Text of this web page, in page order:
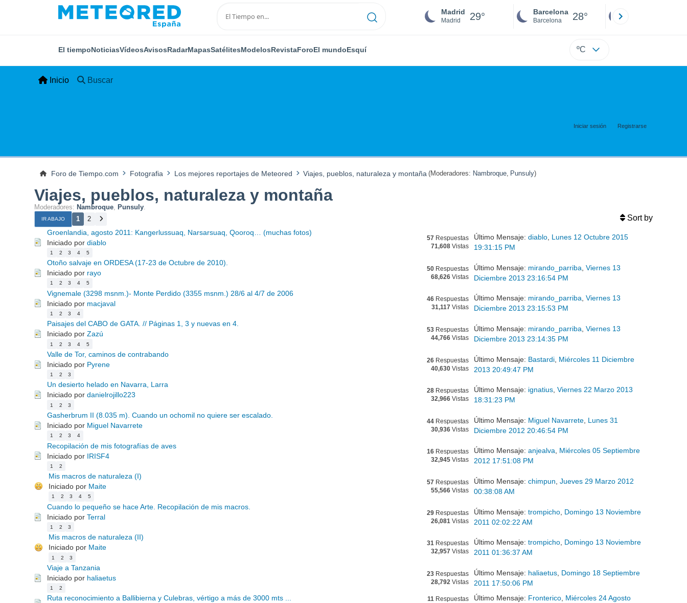
Madrid
Madrid 29° Barcelona
Barcelona 28°
El tiempoNoticiasVídeosAvisosRadarMapasSatélitesModelosRevistaForoEl mundoEsquí ºC
Inicio Buscar
Iniciar sesión Registrarse
Foro de Tiempo.com Fotografia Los mejores reportajes de Meteored Viajes, pueblos, naturaleza y montaña (Moderadores: Nambroque, Punsuly)
Viajes, pueblos, naturaleza y montaña
Moderadores: Nambroque, Punsuly.
IR ABAJO 1 2 Sort by
Groenlandia, agosto 2011: Kangerlussuaq, Narsarsuaq, Qooroq… (muchas fotos)
Iniciado por diablo
1 2 3 4 5
57 Respuestas
71,608Vistas
Último Mensaje:diablo, Lunes 12 Octubre 2015
19:31:15 PM
Otoño salvaje en ORDESA (17-23 de Octubre de 2010).
Iniciado por rayo
1 2 3 4 5
50Respuestas
68,626Vistas
Último Mensaje: mirando_parriba ,Viernes 13
Diciembre 2013 23:16:54 PM
Vignemale (3298 msnm.)- Monte Perdido (3355 msnm.) 28/6 al 4/7 de 2006
Iniciado por macjaval
1 2 3 4
46Respuestas
31,117 Vistas
Último Mensaje: mirando_parriba,Viernes 13
Diciembre 2013 23:15:53 PM
Paisajes del CABO de GATA. // Páginas 1, 3 y nuevas en 4.
Iniciado por Zazú
1 2 3 4 5
53Respuestas
44,766Vistas
Último Mensaje: mirando_parriba ,Viernes 13
Diciembre 2013 23:14:35 PM
Valle de Tor, caminos de contrabando
Iniciado por Pyrene
1 2 3
26Respuestas
40,630Vistas
Último Mensaje: Bastardi Miércoles 11 Diciembre
2013 20:49:47 PM
Un desierto helado en Navarra, Larra
Iniciado por danielrojillo223
1 2 3
28Respuestas
32,966Vistas
Último Mensaje: ignatius,Viernes 22 Marzo 2013
18:31:23 PM
Gasherbrum II (8.035 m). Cuando un ochomil no quiere ser escalado.
Iniciado por Miguel Navarrete
1 2 3 4
44Respuestas
30,936Vistas
Último Mensaje: Miguel Navarrete Lunes 31
Diciembre 2012 20:46:54 PM
Recopilación de mis fotografías de aves
Iniciado por IRISF4
1 2
16Respuestas
32,945Vistas
Último Mensaje:anjealva, Miércoles 05 Septiembre
2012 17:51:08 PM
Mis macros de naturaleza (I)
Iniciado por Maite
1 2 3 4 5
57Respuestas
55,566Vistas
Último Mensaje:chimpun ,Jueves 29 Marzo 2012
00:38:08 AM
Cuando lo pequeño se hace Arte. Recopilación de mis macros.
Iniciado por Terral
1 2 3
29Respuestas
26,081 Vistas
Último Mensaje:trompicho Domingo 13 Noviembre
2011 02:02:22 AM
Mis macros de naturaleza (II)
Iniciado por Maite
1 2 3
31 Respuestas
32,957Vistas
Último Mensaje:trompicho Domingo 13 Noviembre
2011 01:36:37 AM
Viaje a Tanzania
Iniciado por haliaetus
1 2
23Respuestas
28,792 Vistas
Último Mensaje: haliaetus Domingo 18 Septiembre
2011 17:50:06 PM
Ruta reconocimiento a Ballibierna y Culebras, vértigo a más de 3000 mts ...
11Respuestas
Último Mensaje: Fronterico, Miércoles 24 Agosto